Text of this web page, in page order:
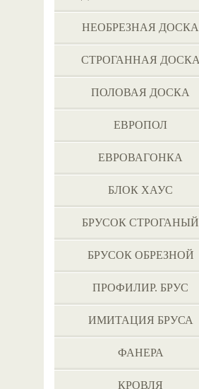
НЕОБРЕЗНАЯ ДОСКА
СТРОГАННАЯ ДОСКА
ПОЛОВАЯ ДОСКА
ЕВРОПОЛ
ЕВРОВАГОНКА
БЛОК ХАУС
БРУСОК СТРОГАНЫЙ
БРУСОК ОБРЕЗНОЙ
ПРОФИЛИР. БРУС
ИМИТАЦИЯ БРУСА
ФАНЕРА
КРОВЛЯ